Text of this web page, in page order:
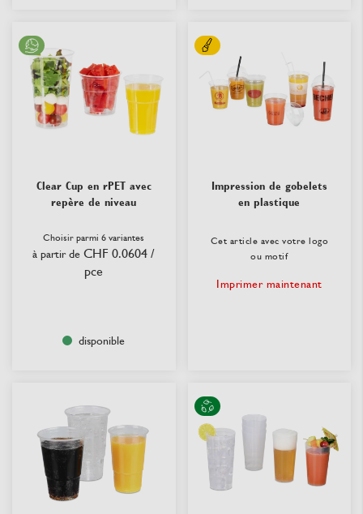
Clear Cup en rPET avec
repère de niveau
Choisir parmi 6 variantes
à partir de CHF 0.0604 /
pce
disponible
Impression de gobelets
en plastique
Cet article avec votre logo
ou motif
Imprimer maintenant